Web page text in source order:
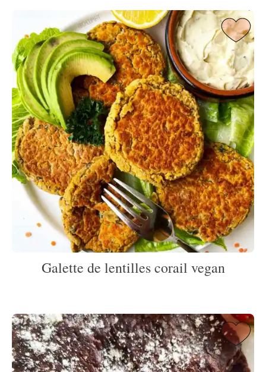
Galette de lentilles corail vegan